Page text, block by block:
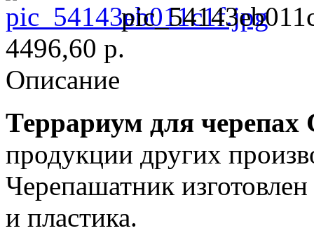
4496,60 р.
Описание
Террариум для черепах
продукции других
Черепашатник
и пластика.